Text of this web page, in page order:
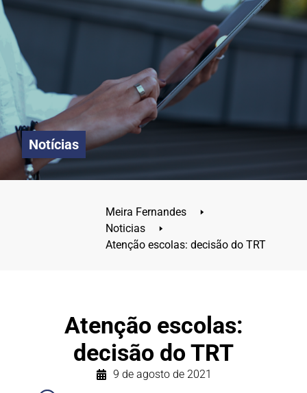
Notícias
Meira Fernandes
🢒
Noticias
🢒
Atenção escolas: decisão do TRT
Atenção escolas:
decisão do TRT
9 de agosto de 2021